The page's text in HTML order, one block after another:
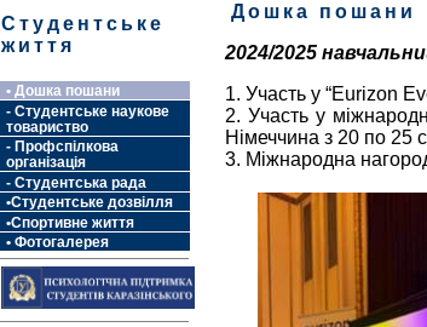
Студентське
життя
• Дошка пошани
- Студентське наукове
товариство
- Профспілкова
організація
- Студентська рада
•Студентське дозвілля
•Спортивне життя
• Фотогалерея
Дошка пошани
2024/2025
1. Участь у “Eurizon
2. Участь у
Німеччина з 20 по 25
3. Міжнародна